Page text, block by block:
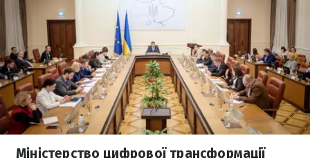
Міністерство цифрової трансформації